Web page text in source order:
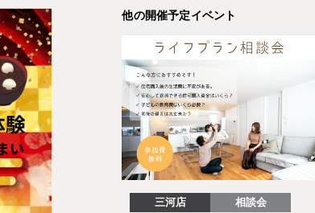
他の開催予定イベント
三河店 相談会